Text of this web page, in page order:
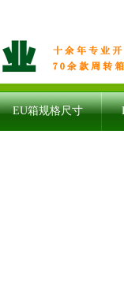
EU箱规格尺寸